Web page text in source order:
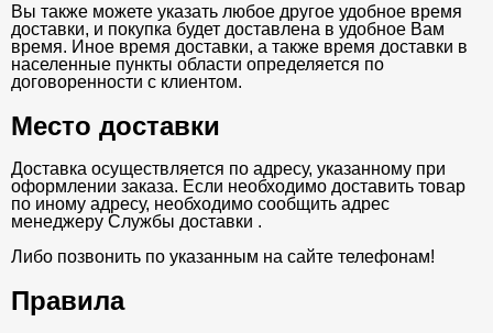
Вы также можете указать любое другое удобное время
доставки, и покупка будет доставлена в удобное Вам
время. Иное время доставки, а также время доставки в
населенные пункты области определяется по
договоренности с клиентом.
Место доставки
Доставка осуществляется по адресу, указанному при
оформлении заказа. Если необходимо доставить товар
по иному адресу, необходимо сообщить адрес
менеджеру Службы доставки .
Либо позвонить по указанным на сайте телефонам!
Правила